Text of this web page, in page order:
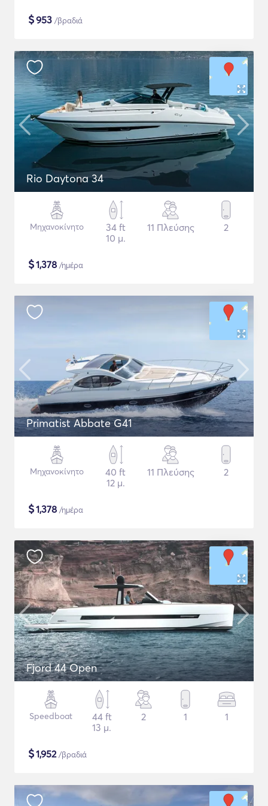
$953 /βραδιά
Rio Daytona 34
Μηχανοκίνητο
34 ft
10 μ.
11 Πλεύσης 2
$1,378 /ημέρα
Primatist Abbate G41
Μηχανοκίνητο
40 ft
12 μ.
11 Πλεύσης 2
$1,378 /ημέρα
Fjord 44 Open
Speedboat
44 ft
13 μ.
2 1 1
$1,952/βραδιά